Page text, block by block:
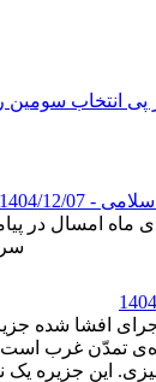
انتخاب سومین
- 1404/12/07
معظم انقلاب پس از
افشا شده
تمدّن غرب
این جزیره